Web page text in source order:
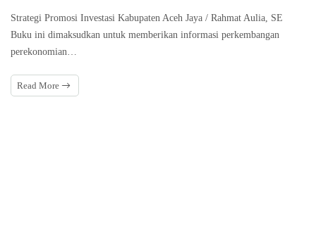
Strategi Promosi Investasi Kabupaten Aceh Jaya / Rahmat Aulia, SE
Buku ini dimaksudkan untuk memberikan informasi perkembangan
perekonomian…
Read More